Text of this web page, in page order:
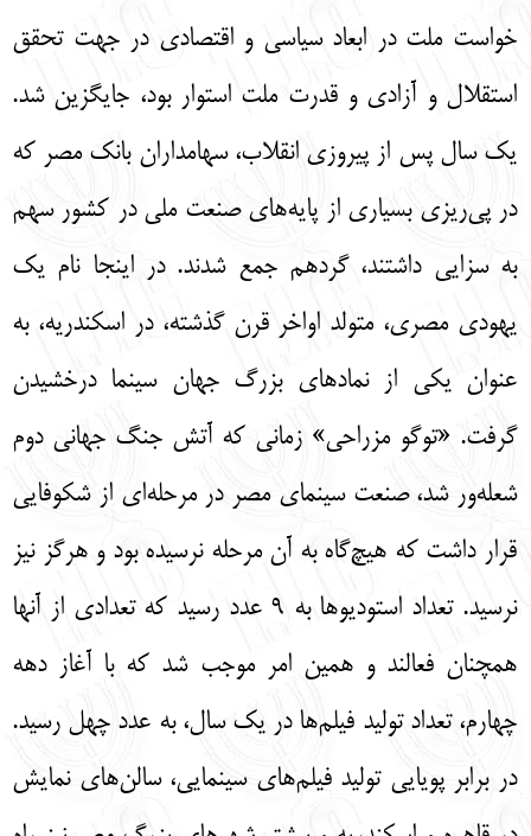
خواست ملت در ابعاد سياسي و اقتصادي در جهت تحقق
استقلال و آزادي و قدرت ملت استوار بود، جايگزين شد.
يك سال پس از پيروزي انقلاب، سهامداران بانك مصر كه
در پي‌‌ريزي بسياري از پايه‌‌هاي صنعت ملي در كشور سهم
به سزايي داشتند، گردهم جمع شدند. در اينجا نام يك
يهودي مصري، متولد اواخر قرن گذشته، در اسكندريه، به
عنوان يكي از نمادهاي بزرگ جهان سينما درخشيدن
گرفت. «توگو مزراحي» زماني كه آتش جنگ جهاني دوم
شعله‌‌ور شد، صنعت سينماي مصر در مرحله‌‌اي از شكوفايي
قرار داشت كه هيچ‌‌گاه به آن مرحله نرسيده بود و هرگز نيز
نرسيد. تعداد استوديوها به 9 عدد رسيد كه تعدادي از آنها
همچنان فعالند و همين امر موجب شد كه با آغاز دهه
چهارم، تعداد توليد فيلم‌‌ها در يك سال، به عدد چهل رسيد.
در برابر پويايي توليد فيلم‌‌هاي سينمايي، سالن‌‌هاي نمايش